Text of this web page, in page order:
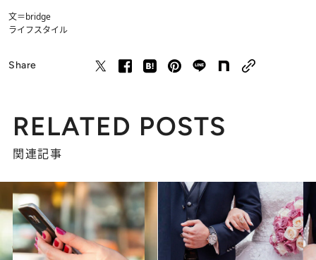
文＝bridge
ライフスタイル
Share
RELATED POSTS
関連記事